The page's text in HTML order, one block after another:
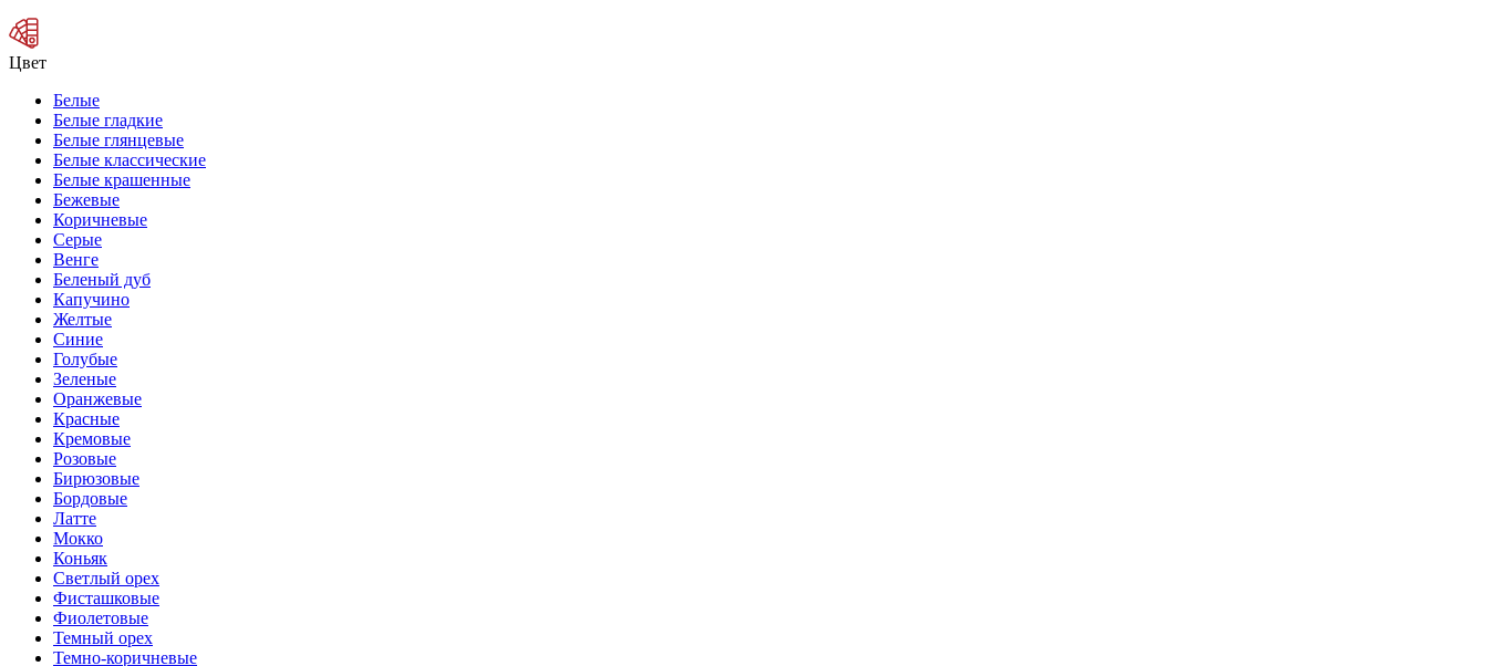
Цвет
Белые
Белые гладкие
Белые глянцевые
Белые классические
Белые крашенные
Бежевые
Коричневые
Серые
Венге
Беленый дуб
Капучино
Желтые
Синие
Голубые
Зеленые
Оранжевые
Красные
Кремовые
Розовые
Бирюзовые
Бордовые
Латте
Мокко
Коньяк
Светлый орех
Фисташковые
Фиолетовые
Темный орех
Темно-коричневые